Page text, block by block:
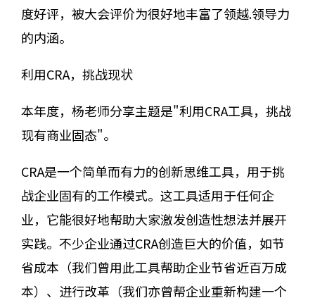
度好评，被大会评价为很好地丰富了领越.领导力
的内涵。
利用CRA，挑战现状
本年度，杨老师分享主题是"利用CRA工具，挑战
现有商业固态"。
CRA是一个简单而有力的创新思维工具，用于挑
战企业固有的工作模式。这工具适用于任何企
业，它能很好地帮助大家激发创造性想法并展开
实践。不少企业通过CRA创造巨大的价值，如节
省成本（我们曾用此工具帮助企业节省近百万成
本）、进行改革（我们亦曾帮企业重新构建一个